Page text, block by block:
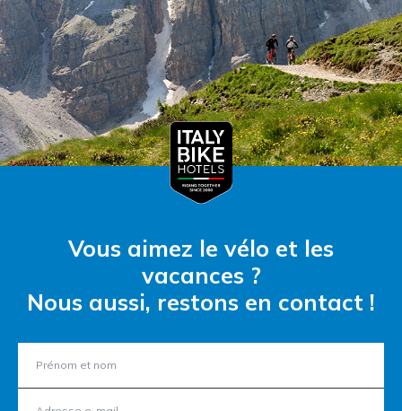
Vous aimez le vélo et les
vacances ?
Nous aussi, restons en contact !